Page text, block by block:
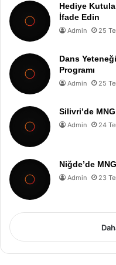
Hediye
İfade Edin
Admin 25
Dans
Programı
Admin 25
Silivri’de
Admin 24
Niğde’de
Admin 23